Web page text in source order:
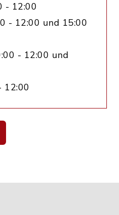
- 12:00
- 12:00 und 15:00
- 12:00 und
12:00